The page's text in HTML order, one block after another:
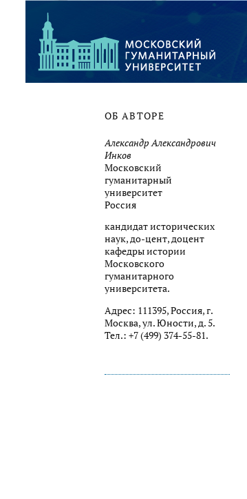
ОБ АВТОРЕ
Александр Александрович
Инков
Московский
гуманитарный
университет
Россия
кандидат исторических
наук, до-цент, доцент
кафедры истории
Московского
гуманитарного
университета.
Адрес: 111395, Россия, г.
Москва, ул. Юности, д. 5.
Тел.: +7 (499) 374-55-81.